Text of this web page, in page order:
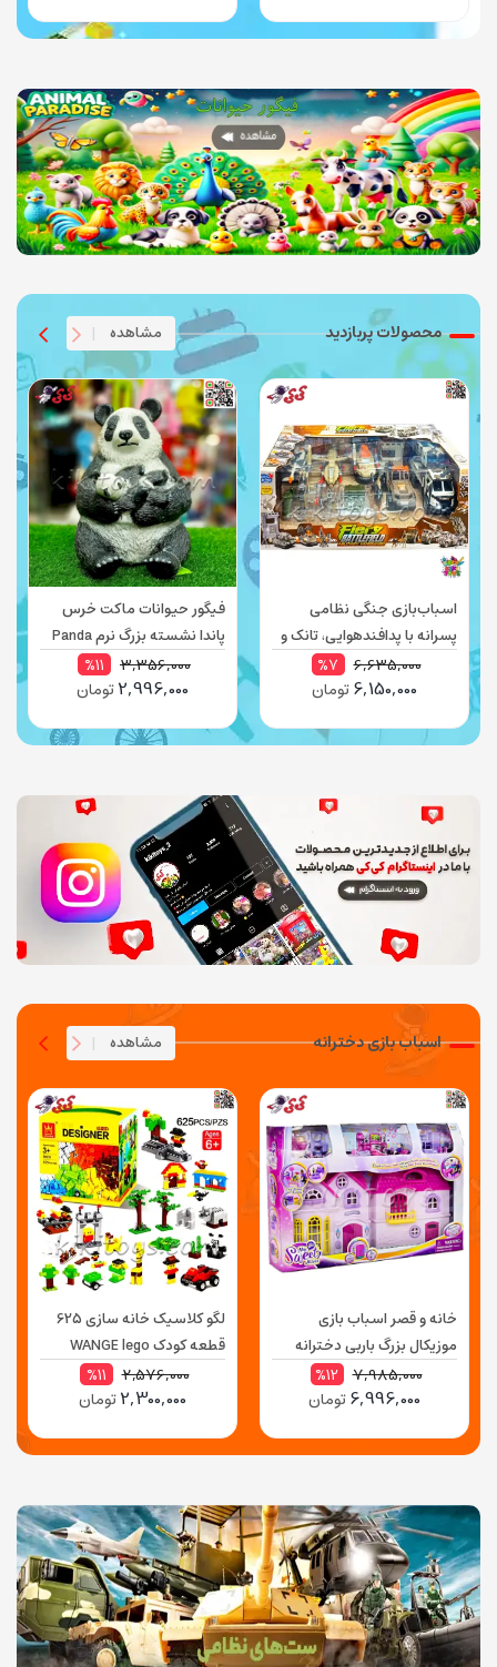
محصولات پربازدید مشاهده |
اسباب‌بازی جنگی نظامی
پسرانه با پدافندهوایی، تانک و
هواپیما و سرباز با تجهیزات
موزیکال WAR Force مدل 3041
6,635,000
%7
6,150,000تومان
فیگور حیوانات ماکت خرس
پاندا نشسته بزرگ نرم Panda
3,356,000
%11
2,996,000تومان
اسباب بازی دخترانه مشاهده |
خانه و قصر اسباب بازی
موزیکال بزرگ باربی دخترانه
MY SWEET HOME 16428
7,985,000
%12
6,996,000تومان
لگو کلاسیک خانه سازی 625
قطعه کودک WANGE lego
58231
2,576,000
%11
2,300,000تومان